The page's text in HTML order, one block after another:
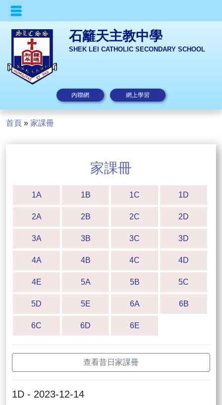
石籬天主教中學
SHEK LEI CATHOLIC SECONDARY SCHOOL
內聯網 網上學習
首頁 » 家課冊
家課冊
1A 1B 1C 1D
2A 2B 2C 2D
3A 3B 3C 3D
4A 4B 4C 4D
4E 5A 5B 5C
5D 5E 6A 6B
6C 6D 6E
查看昔日家課冊
1D - 2023-12-14